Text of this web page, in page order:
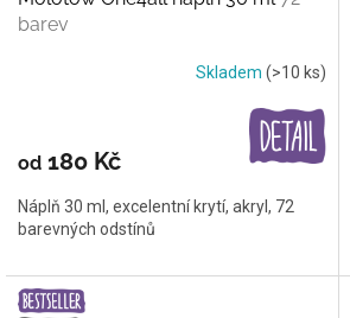
barev
Skladem (>10 ks)
od 180 Kč
Náplň 30 ml, excelentní krytí, akryl, 72
barevných odstínů